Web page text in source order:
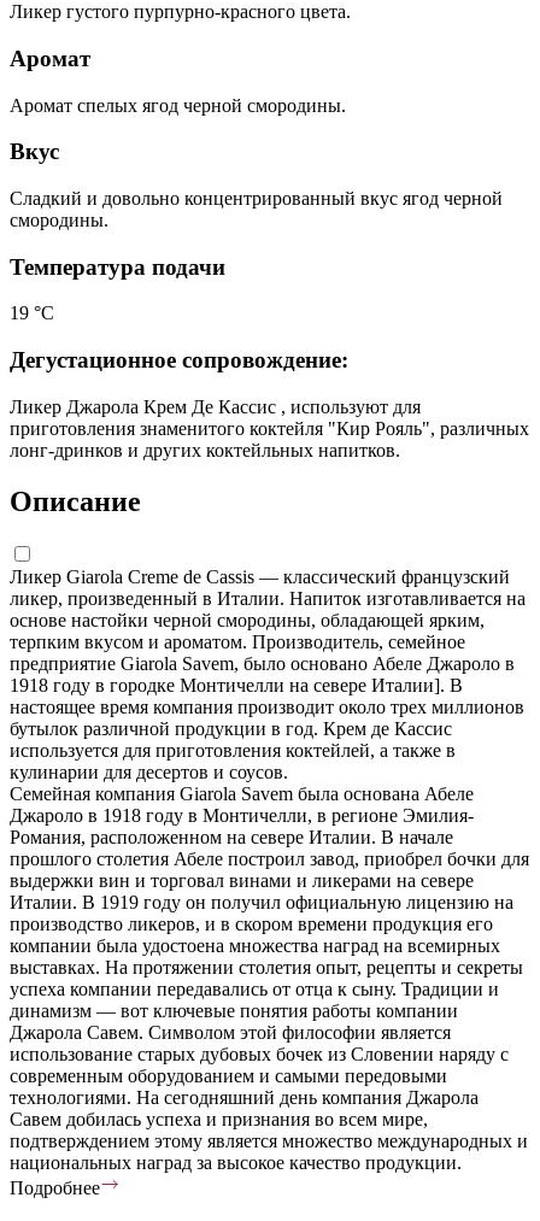
Ликер густого пурпурно-красного цвета.
Аромат
Аромат спелых ягод черной смородины.
Вкус
Сладкий и довольно концентрированный вкус ягод черной
смородины.
Температура подачи
19 °C
Дегустационное сопровождение:
Ликер Джарола Крем Де Кассис , используют для
приготовления знаменитого коктейля "Кир Рояль", различных
лонг-дринков и других коктейльных напитков.
Описание
Ликер Giarola Creme de Cassis — классический французский
ликер, произведенный в Италии. Напиток изготавливается на
основе настойки черной смородины, обладающей ярким,
терпким вкусом и ароматом. Производитель, семейное
предприятие Giarola Savem, было основано Абеле Джароло в
1918 году в городке Монтичелли на севере Италии]. В
настоящее время компания производит около трех миллионов
бутылок различной продукции в год. Крем де Кассис
используется для приготовления коктейлей, а также в
кулинарии для десертов и соусов.
Семейная компания Giarola Savem была основана Абеле
Джароло в 1918 году в Монтичелли, в регионе Эмилия-
Романия, расположенном на севере Италии. В начале
прошлого столетия Абеле построил завод, приобрел бочки для
выдержки вин и торговал винами и ликерами на севере
Италии. В 1919 году он получил официальную лицензию на
производство ликеров, и в скором времени продукция его
компании была удостоена множества наград на всемирных
выставках. На протяжении столетия опыт, рецепты и секреты
успеха компании передавались от отца к сыну. Традиции и
динамизм — вот ключевые понятия работы компании
Джарола Савем. Символом этой философии является
использование старых дубовых бочек из Словении наряду с
современным оборудованием и самыми передовыми
технологиями. На сегодняшний день компания Джарола
Савем добилась успеха и признания во всем мире,
подтверждением этому является множество международных и
национальных наград за высокое качество продукции.
Подробнее